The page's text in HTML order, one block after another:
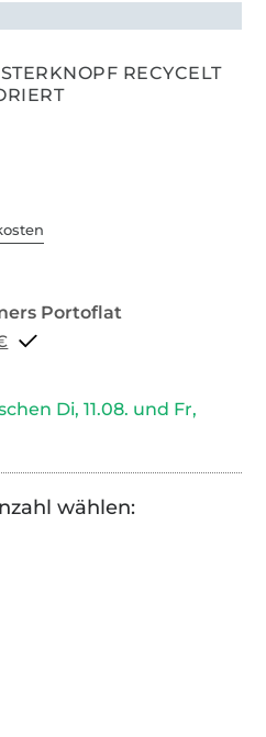
RECYCELT
9,95 €
Di, 11.08. und Fr,
wählen: